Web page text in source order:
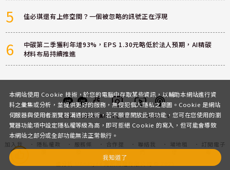
5 佳必琪還有上修空間？一個被忽略的訊號正在浮現
6
中碳第二季獲利年增93%，EPS 1.30元略低於法人預期，AI精碳
材料布局持續推進
客服 討論區粉絲團InstagramYoutubePodcast
加入我
們
隱私權政
服務條
合作提
聯絡我
場地租
訂閱電子
本網站使用 Cookie 技術，於您的電腦中存取某些資訊，以輔助本網站進行資
料之彙集或分析，並提供更好的服務，無侵犯個人隱私之意圖。Cookie 是網站
伺服器與使用者瀏覽器溝通的技術，若不願意開放此項功能，您可在您使用的瀏
覽器功能項中設定隱私權等級為高，即可拒絕 Cookie 的寫入，但可能會導致
本網站之部分或全部功能無法正常執行。
我知道了